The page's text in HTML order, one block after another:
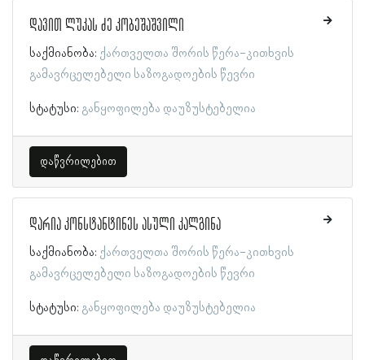
დავით ლუკას ძე კობეშაშვილი
საქმიანობა: ქართველთა შორის წერა-კითხვის
გამავრცელებელი საზოგადოების წევრი
სტატუსი: განყოფილება დაუზუსტებელია
დაწვრილებით
დარია კონსტანტინეს ასული კალგინა
საქმიანობა: ქართველთა შორის წერა-კითხვის
გამავრცელებელი საზოგადოების წევრი
სტატუსი: განყოფილება დაუზუსტებელია